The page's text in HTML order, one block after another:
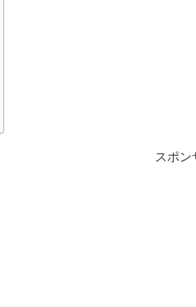
スポン